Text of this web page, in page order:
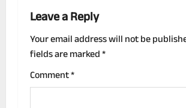
a
v
i
g
Leave a Reply
Your email address will not be
fields are marked*
Comment*